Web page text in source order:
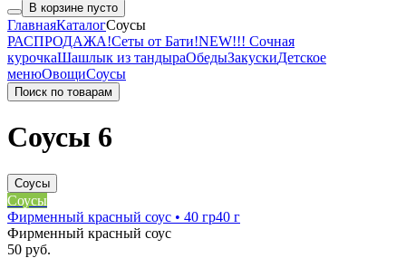
В корзине пусто
ГлавнаяКаталогСоусы
РАСПРОДАЖА!Сеты от Бати!NEW!!! Сочная
курочкаШашлык из тандыраОбедыЗакускиДетское
менюОвощиСоусы
Поиск по товарам
Соусы 6
Соусы
Соусы
Фирменный красный соус • 40 гр40 г
Фирменный красный соус
50 руб.